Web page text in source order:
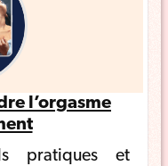
l’orgasme
pratiques et